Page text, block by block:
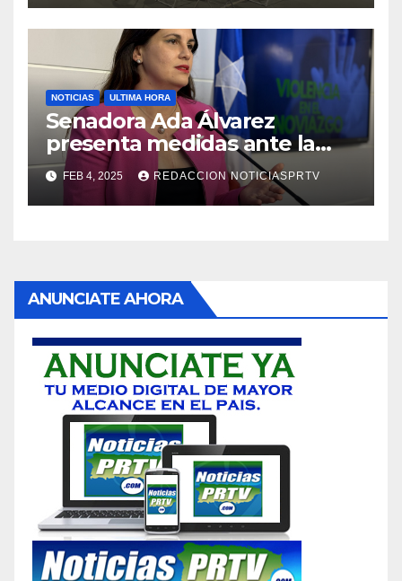
NOTICIAS ULTIMA HORA
Senadora Ada Álvarez
presenta medidas ante la
violencia en el noviazgo
FEB 4, 2025 REDACCION NOTICIASPRTV
ANUNCIATE AHORA